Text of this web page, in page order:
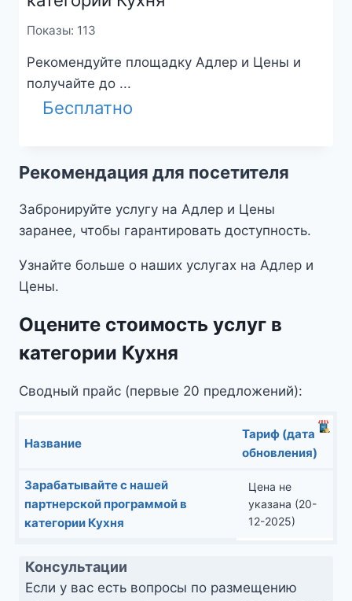
Показы: 113
Рекомендуйте площадку Адлер и Цены и
получайте до ...
Бесплатно
Рекомендация для посетителя
Забронируйте услугу на Адлер и Цены
заранее, чтобы гарантировать доступность.
Узнайте больше о наших услугах на Адлер и
Цены.
Оцените стоимость услуг в
категории Кухня
Сводный прайс (первые 20 предложений):
Название
Тариф (дата
обновления)
Зарабатывайте с нашей
партнерской программой в
категории Кухня
Цена не
указана (20-
12-2025)
Консультации
Если у вас есть вопросы по размещению